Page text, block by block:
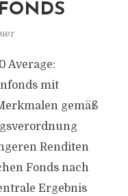
Average:
mit
gemäß
Renditen
Fonds nach
Ergebnis